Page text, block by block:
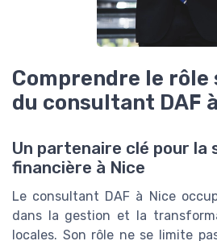
Comprendre le
du consultant DAF
Un partenaire clé pour la
financière à Nice
Le consultant DAF à Nice
dans la gestion et la
locales. Son rôle ne se limite